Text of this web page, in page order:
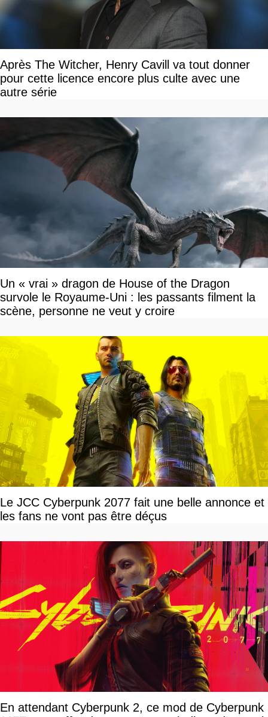
Après The Witcher, Henry Cavill va tout donner
pour cette licence encore plus culte avec une
autre série
Un « vrai » dragon de House of the Dragon
survole le Royaume-Uni : les passants filment la
scène, personne ne veut y croire
Le JCC Cyberpunk 2077 fait une belle annonce et
les fans ne vont pas être déçus
En attendant Cyberpunk 2, ce mod de Cyberpunk